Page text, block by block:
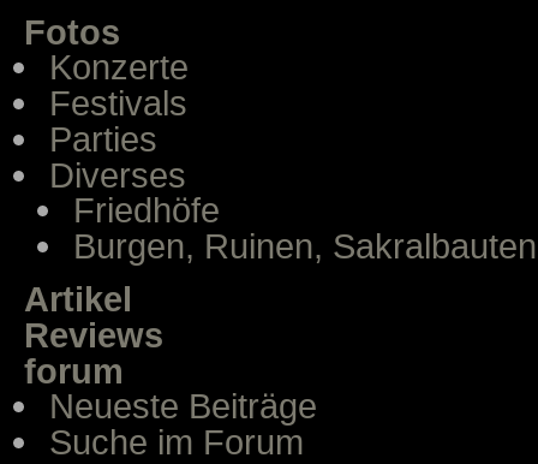
Fotos
Konzerte
Festivals
Parties
Diverses
Friedhöfe
Burgen, Ruinen, Sakralbauten
Artikel
Reviews
forum
Neueste Beiträge
Suche im Forum